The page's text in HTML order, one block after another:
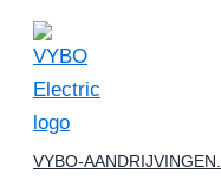
Ga
naar
inhoud
VYBO-